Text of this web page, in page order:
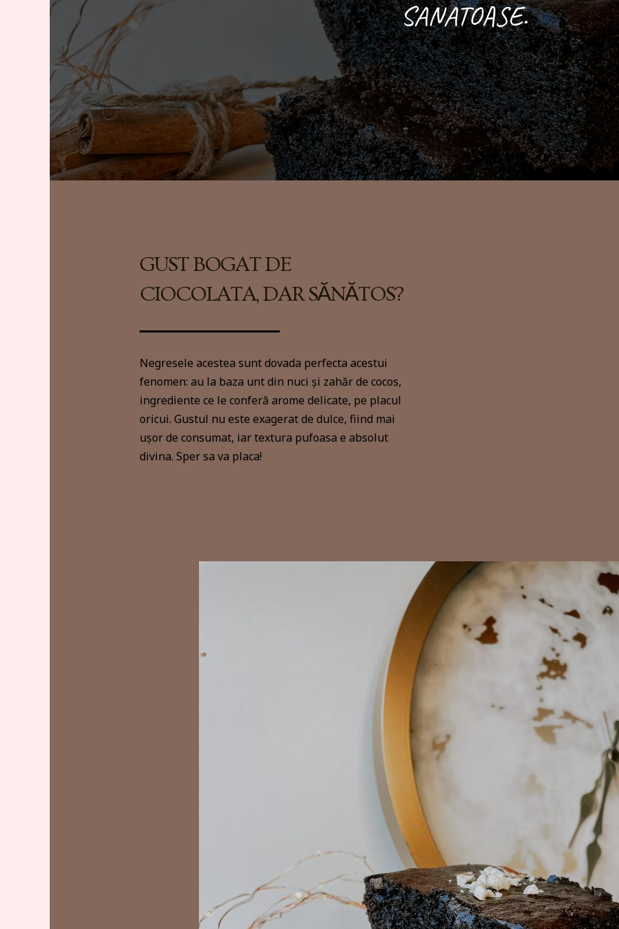
SANATOASE.
GUST BOGAT DE
CIOCOLATA, DAR SĂNĂTOS?
Negresele acestea sunt dovada perfecta acestui
fenomen: au la baza unt din nuci și zahăr de cocos,
ingrediente ce le conferă arome delicate, pe placul
oricui. Gustul nu este exagerat de dulce, fiind mai
ușor de consumat, iar textura pufoasa e absolut
divina. Sper sa va placa!